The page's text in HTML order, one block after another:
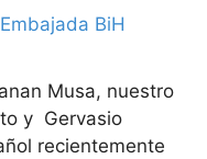
Embajada BiH
Musa, nuestro
y Gervasio
recientemente